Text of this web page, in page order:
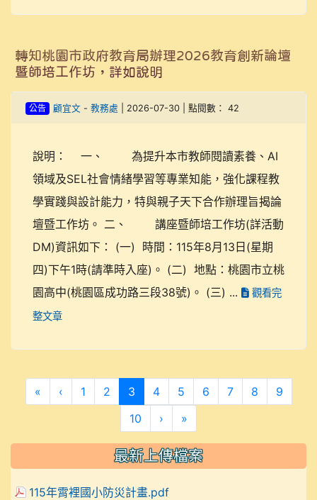
轉知桃園市政府教育局辦理2026教育創新論壇
暨師培工作坊，詳如說明
公告 顧宜文- 教務處 | 2026-07-30 | 點閱數： 42
說明： 一、 為提升本市教師閱讀素養、AI
領域及SEL社會情緒學習等專業知能，強化課程教
學實踐與設計能力，特與親子天下合作辦理旨揭論
壇暨工作坊。 二、 講座暨師培工作坊(詳活動
DM)資訊如下： (一) 時間：115年8月13日(星期
四)下午1時(請準時入座)。 (二) 地點：桃園市立桃
園高中(桃園區成功路三段38號)。 (三) ...
觀看完
整文章
« 第一頁
‹上一頁
1 2 3(目前頁次)
4 5 6 7 8
9
10
›下一頁
»最後頁
最新上傳檔案
115年霄裡國小防災計畫.pdf